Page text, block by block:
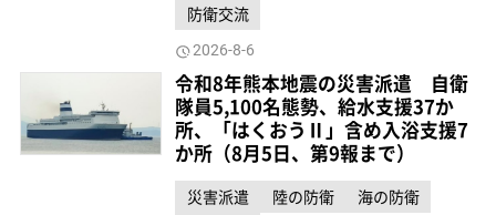
防衛交流
2026-8-6
令和8年熊本地震の災害派遣 自衛
隊員5,100名態勢、給水支援37か
所、「はくおうⅡ」含め入浴支援7
か所（8月5日、第9報まで）
災害派遣 陸の防衛
海の防衛